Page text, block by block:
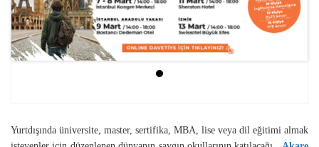
Yurtdışında üniversite, master, sertifika, MBA, lise veya dil eğitimi almak